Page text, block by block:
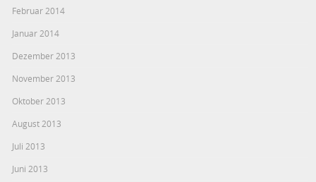
Februar 2014
Januar 2014
Dezember 2013
November 2013
Oktober 2013
August 2013
Juli 2013
Juni 2013